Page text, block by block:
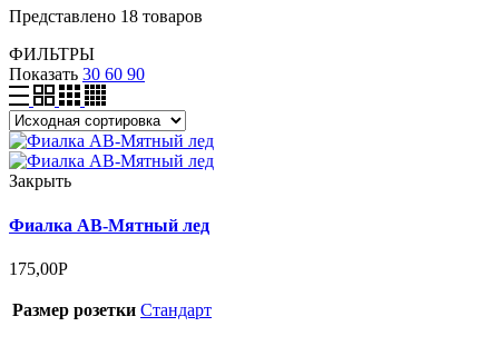
Представлено 18 товаров
ФИЛЬТРЫ
Показать 30 60 90
Закрыть
Фиалка АВ-Мятный лед
175,00Р
Размер розетки Стандарт